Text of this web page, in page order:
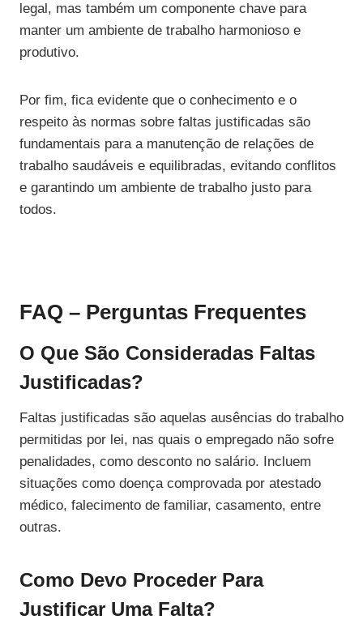
legal, mas também um componente chave para
manter um ambiente de trabalho harmonioso e
produtivo.
Por fim, fica evidente que o conhecimento e o
respeito às normas sobre faltas justificadas são
fundamentais para a manutenção de relações de
trabalho saudáveis e equilibradas, evitando conflitos
e garantindo um ambiente de trabalho justo para
todos.
FAQ – Perguntas Frequentes
O Que São Consideradas Faltas
Justificadas?
Faltas justificadas são aquelas ausências do trabalho
permitidas por lei, nas quais o empregado não sofre
penalidades, como desconto no salário. Incluem
situações como doença comprovada por atestado
médico, falecimento de familiar, casamento, entre
outras.
Como Devo Proceder Para
Justificar Uma Falta?